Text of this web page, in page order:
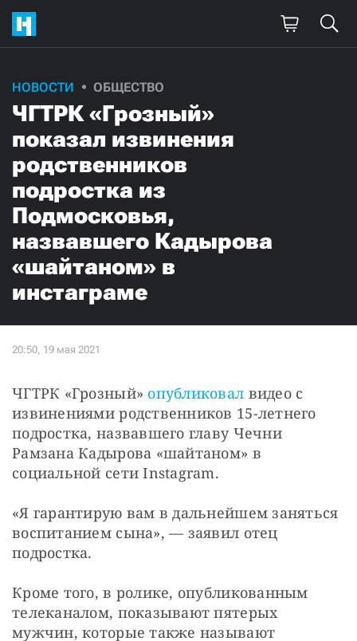
НОВОСТИ ОБЩЕСТВО
ЧГТРК «Грозный»
показал извинения
родственников
подростка из
Подмосковья,
назвавшего Кадырова
«шайтаном» в
инстаграме
ЧГТРК «Грозный» опубликовал видео с
извинениями родственников 15-летнего
подростка, назвавшего главу Чечни
Рамзана Кадырова «шайтаном» в
социальной сети Instagram.
«Я гарантирую вам в дальнейшем заняться
воспитанием сына», — заявил отец
подростка.
Кроме того, в ролике, опубликованным
телеканалом, показывают пятерых
мужчин, которые также называют